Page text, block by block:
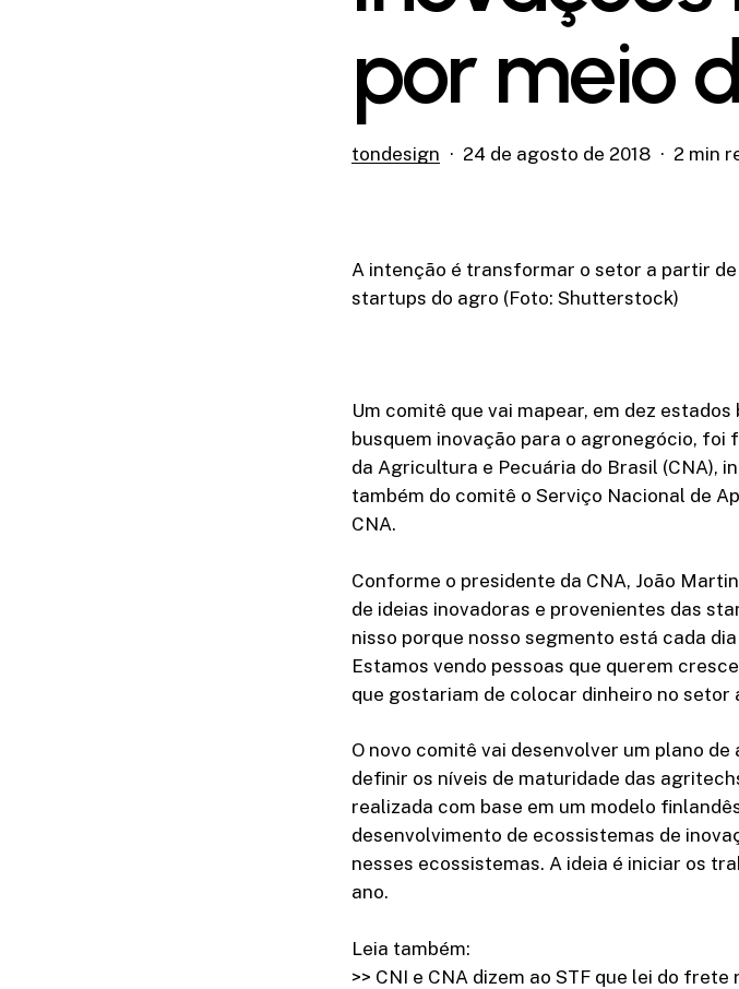
por meio
tondesign 24 de agosto de 2018 2 min
A intenção é transformar o setor a partir
startups do agro (Foto: Shutterstock)
Um comitê que vai mapear, em dez
busquem inovação para o agronegócio,
da Agricultura e Pecuária do Brasil (CNA),
também do comitê o Serviço Nacional de
CNA.
Conforme o presidente da CNA, João
de ideias inovadoras e provenientes das
nisso porque nosso segmento está cada
Estamos vendo pessoas que querem
que gostariam de colocar dinheiro no setor
O novo comitê vai desenvolver um plano
definir os níveis de maturidade das
realizada com base em um modelo
desenvolvimento de ecossistemas de
nesses ecossistemas. A ideia é iniciar os
ano.
Leia também:
>> CNI e CNA dizem ao STF que lei do